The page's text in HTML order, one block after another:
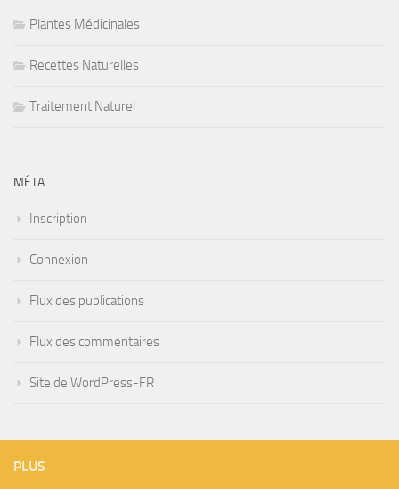
Plantes Médicinales
Recettes Naturelles
Traitement Naturel
MÉTA
Inscription
Connexion
Flux des publications
Flux des commentaires
Site de WordPress-FR
PLUS